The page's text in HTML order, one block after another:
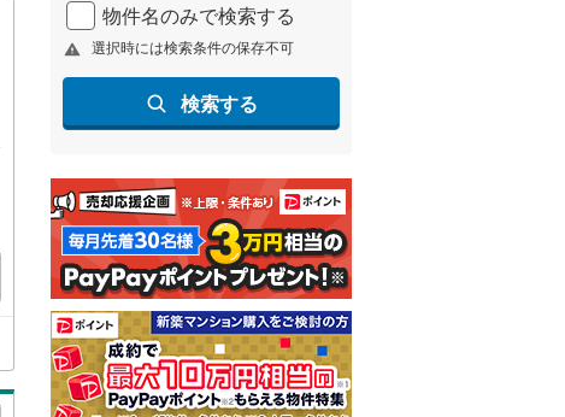
物件名のみで検索する
選択時には検索条件の保存不可
検索する